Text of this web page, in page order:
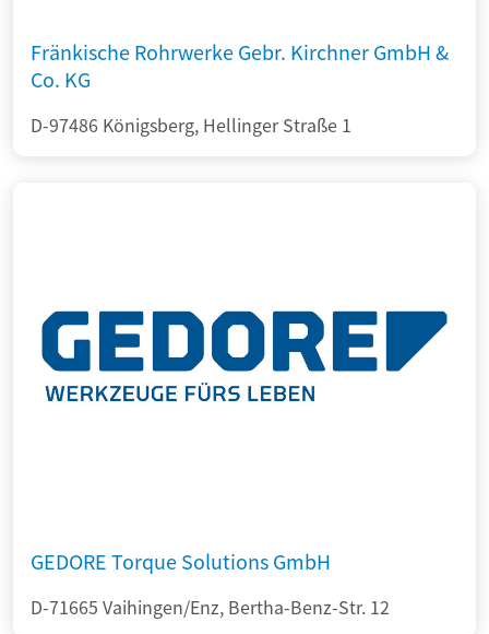
Fränkische Rohrwerke Gebr. Kirchner GmbH &
Co. KG
D-97486 Königsberg, Hellinger Straße 1
GEDORE Torque Solutions GmbH
D-71665 Vaihingen/Enz, Bertha-Benz-Str. 12